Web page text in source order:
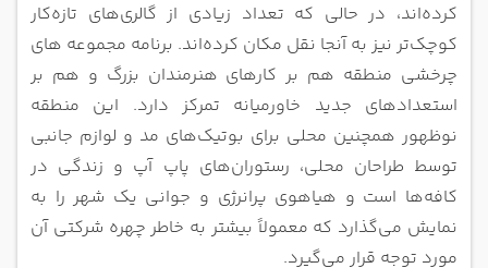
کرده‌اند، در حالی که تعداد زیادی از گالری‌های تازه‌کار
کوچک‌تر نیز به آنجا نقل مکان کرده‌اند. برنامه مجموعه های
چرخشی منطقه هم بر کارهای هنرمندان بزرگ و هم بر
استعدادهای جدید خاورمیانه تمرکز دارد. این منطقه
نوظهور همچنین محلی برای بوتیک‌های مد و لوازم جانبی
توسط طراحان محلی، رستوران‌های پاپ آپ و زندگی در
کافه‌ها است و هیاهوی پرانرژی و جوانی یک شهر را به
نمایش می‌گذارد که معمولاً بیشتر به خاطر چهره شرکتی آن
مورد توجه قرار می‌گیرد.